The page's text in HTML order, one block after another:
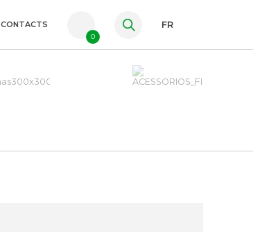
ES
CONTACTS
0
FR